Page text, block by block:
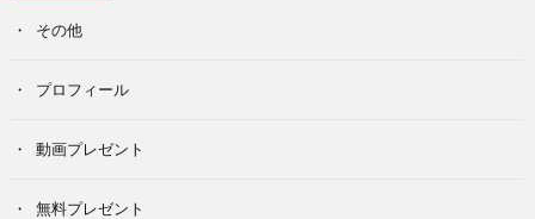
その他
プロフィール
動画プレゼント
無料プレゼント